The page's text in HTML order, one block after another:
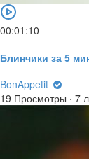
00:01:10
Блинчики за 5
BonAppetit
19 Просмотры · 7